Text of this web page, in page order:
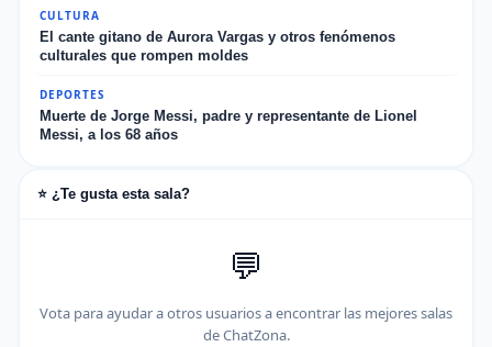
CULTURA
El cante gitano de Aurora Vargas y otros fenómenos
culturales que rompen moldes
DEPORTES
Muerte de Jorge Messi, padre y representante de Lionel
Messi, a los 68 años
⭐ ¿Te gusta esta sala?
💬
Vota para ayudar a otros usuarios a encontrar las mejores salas
de ChatZona.